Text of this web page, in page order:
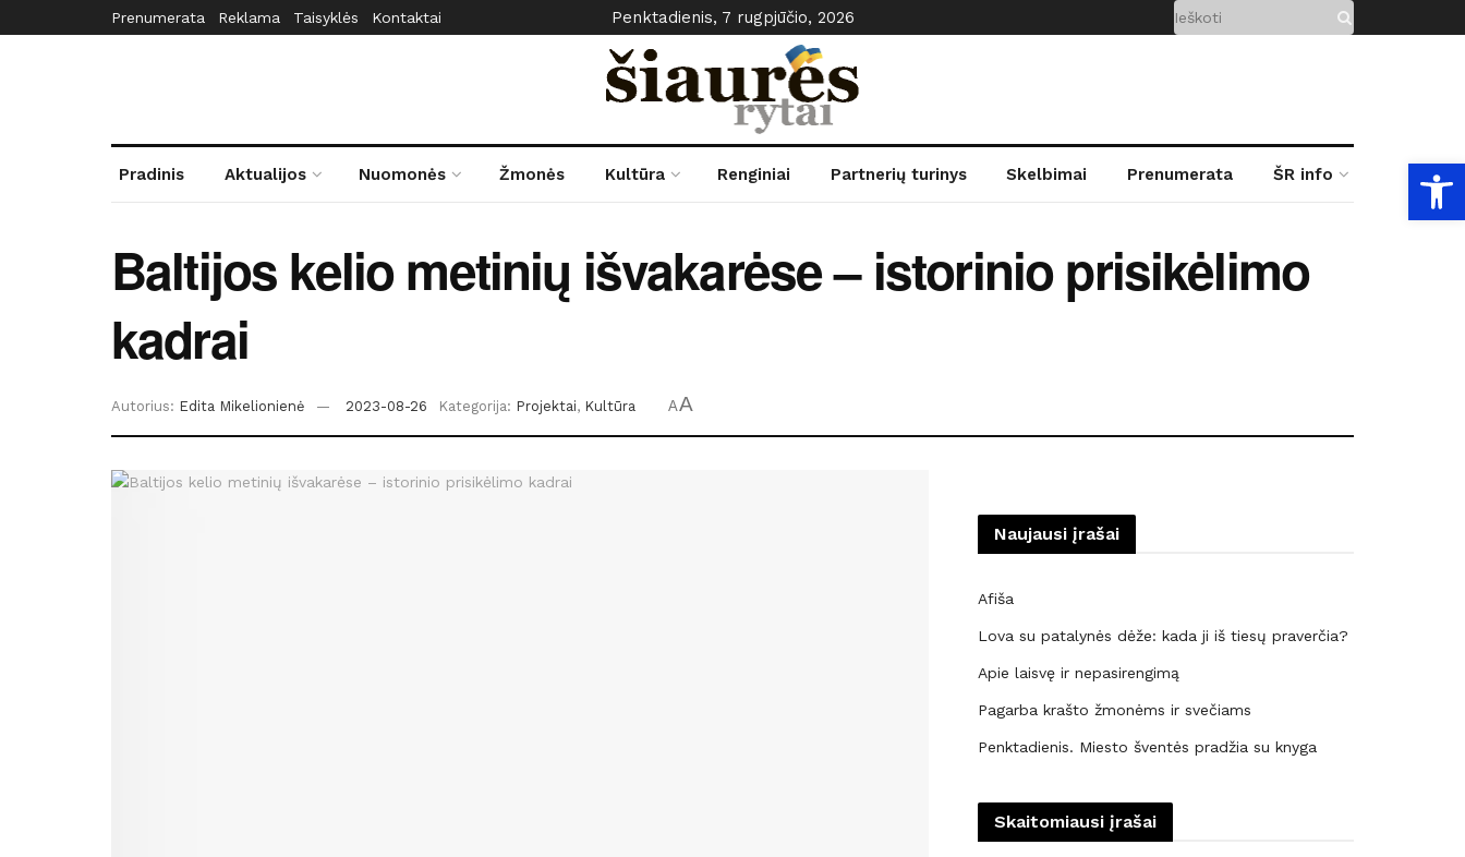
Prenumerata Reklama Taisyklės Kontaktai Penktadienis, 7 rugpjūčio, 2026
Pradinis Aktualijos Nuomonės Žmonės Kultūra Renginiai Partnerių turinys Skelbimai Prenumerata ŠR info
Baltijos kelio metinių išvakarėse – istorinio prisikėlimo
kadrai
Autorius: Edita Mikelionienė 2023-08-26 Kategorija: Projektai, Kultūra AA
Naujausi įrašai
Afiša
Lova su patalynės dėže: kada ji iš tiesų praverčia?
Apie laisvę ir nepasirengimą
Pagarba krašto žmonėms ir svečiams
Penktadienis. Miesto šventės pradžia su knyga
Skaitomiausi įrašai